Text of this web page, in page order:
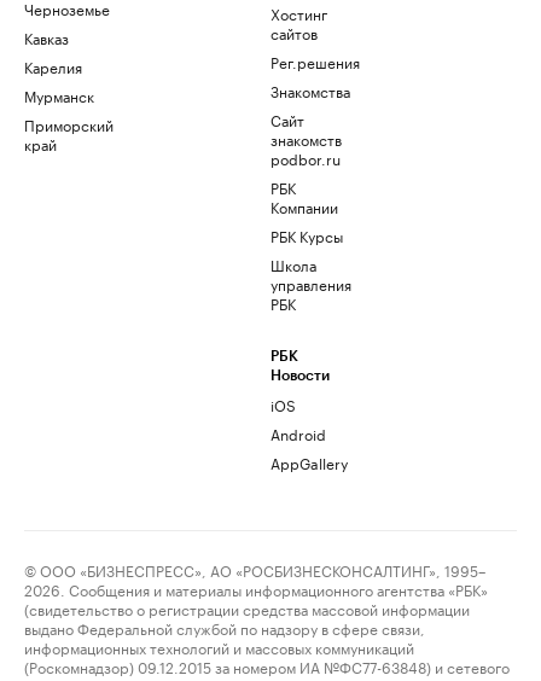
Черноземье
Кавказ
Карелия
Мурманск
Приморский
край
Хостинг
сайтов
Рег.решения
Знакомства
Сайт
знакомств
podbor.ru
РБК
Компании
РБК Курсы
Школа
управления
РБК
РБК
Новости
iOS
Android
AppGallery
© ООО «БИЗНЕСПРЕСС», АО «РОСБИЗНЕСКОНСАЛТИНГ», 1995–
2026. Сообщения и материалы информационного агентства «РБК»
(свидетельство о регистрации средства массовой информации
выдано Федеральной службой по надзору в сфере связи,
информационных технологий и массовых коммуникаций
(Роскомнадзор) 09.12.2015 за номером ИА №ФС77-63848) и сетевого